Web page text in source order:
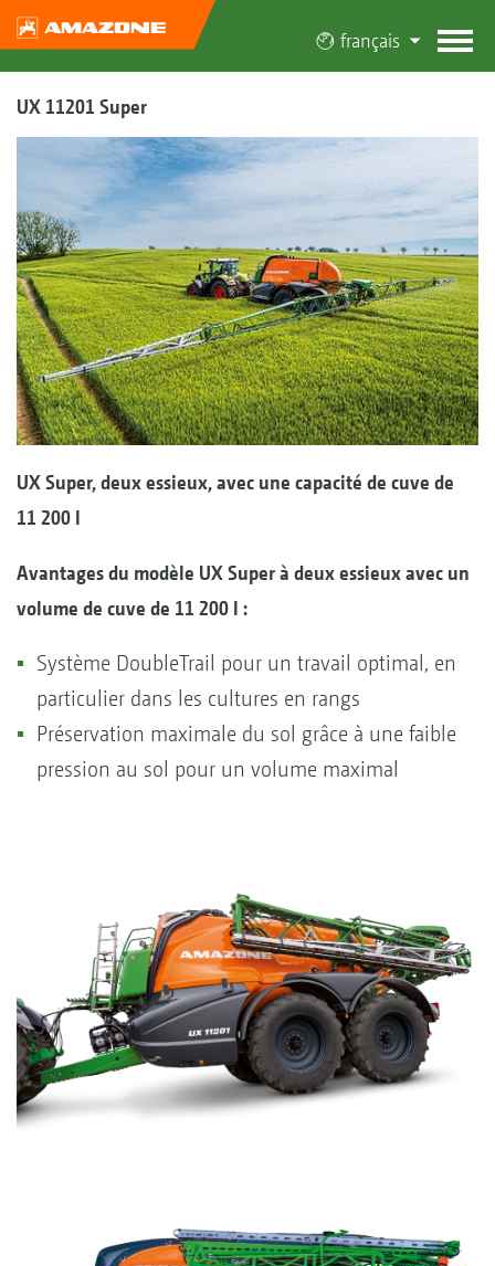
français
UX 11201 Super
UX Super, deux essieux, avec une capacité de cuve de
11 200 l
Avantages du modèle UX Super à deux essieux avec un
volume de cuve de 11 200 l :
Système DoubleTrail pour un travail optimal, en
particulier dans les cultures en rangs
Préservation maximale du sol grâce à une faible
pression au sol pour un volume maximal